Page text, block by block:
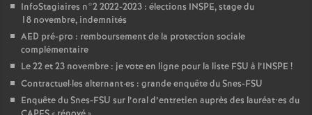
InfoStagiaires n°2 2022-2023 : élections INSPE, stage du
18 novembre, indemnités
AED pré-pro : remboursement de la protection sociale
complémentaire
Le 22 et 23 novembre : je vote en ligne pour la liste FSU à l’INSPE !
Contractuel·les alternant·es : grande enquête du Snes-FSU
Enquête du Snes-FSU sur l’oral d’entretien auprès des lauréat•es du